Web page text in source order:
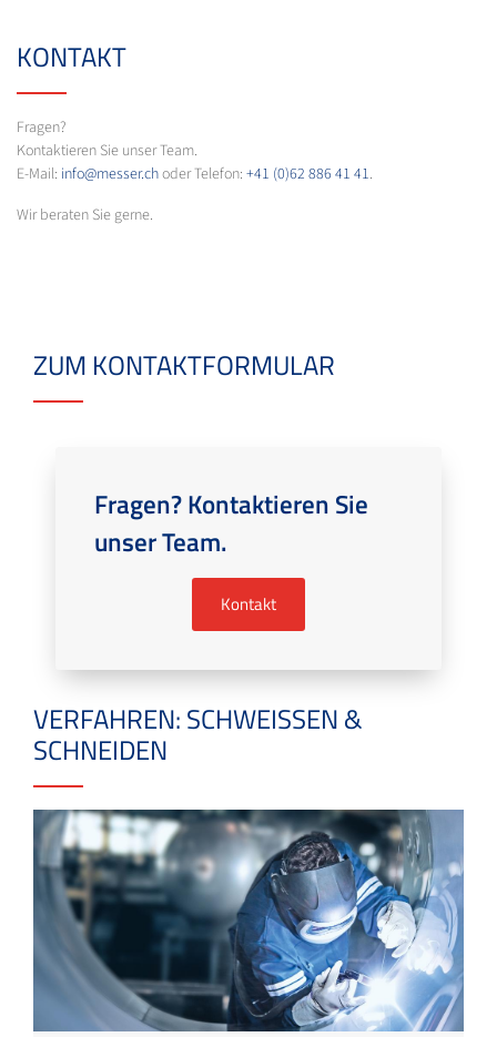
KONTAKT
Fragen?
Kontaktieren Sie unser Team.
E-Mail: info@messer.choder Telefon: +41 (0)62 886 41 41.
Wir beraten Sie gerne.
ZUM KONTAKTFORMULAR
Fragen? Kontaktieren Sie
unser Team.
Kontakt
VERFAHREN: SCHWEISSEN &
SCHNEIDEN